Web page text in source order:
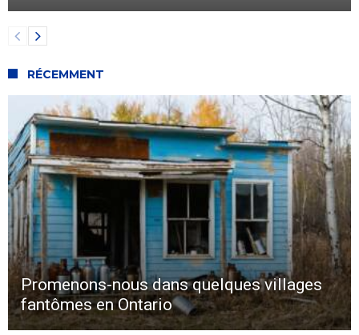
RÉCEMMENT
Promenons-nous dans quelques villages
fantômes en Ontario